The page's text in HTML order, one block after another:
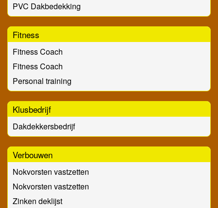
PVC Dakbedekking
Fitness
Fitness Coach
Fitness Coach
Personal training
Klusbedrijf
Dakdekkersbedrijf
Verbouwen
Nokvorsten vastzetten
Nokvorsten vastzetten
Zinken deklijst